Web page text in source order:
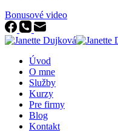
Bonusové video
Úvod
O mne
Služby
Kurzy
Pre firmy
Blog
Kontakt